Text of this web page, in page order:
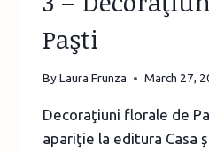
Paşti
ByLaura Frunza March 27,
Decoraţiuni florale de
apariţie la editura Casa